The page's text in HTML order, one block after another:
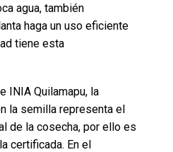
agua, también
haga un uso eficiente
tiene esta
INIA Quilamapu, la
la semilla representa el
de la cosecha, por ello es
certificada. En el